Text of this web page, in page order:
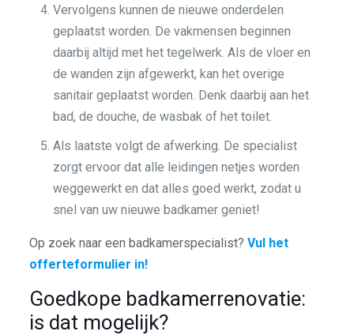
Vervolgens kunnen de nieuwe onderdelen
geplaatst worden. De vakmensen beginnen
daarbij altijd met het tegelwerk. Als de vloer en
de wanden zijn afgewerkt, kan het overige
sanitair geplaatst worden. Denk daarbij aan het
bad, de douche, de wasbak of het toilet.
Als laatste volgt de afwerking. De specialist
zorgt ervoor dat alle leidingen netjes worden
weggewerkt en dat alles goed werkt, zodat u
snel van uw nieuwe badkamer geniet!
Op zoek naar een badkamerspecialist? Vul het
offerteformulier in!
Goedkope badkamerrenovatie:
is dat mogelijk?